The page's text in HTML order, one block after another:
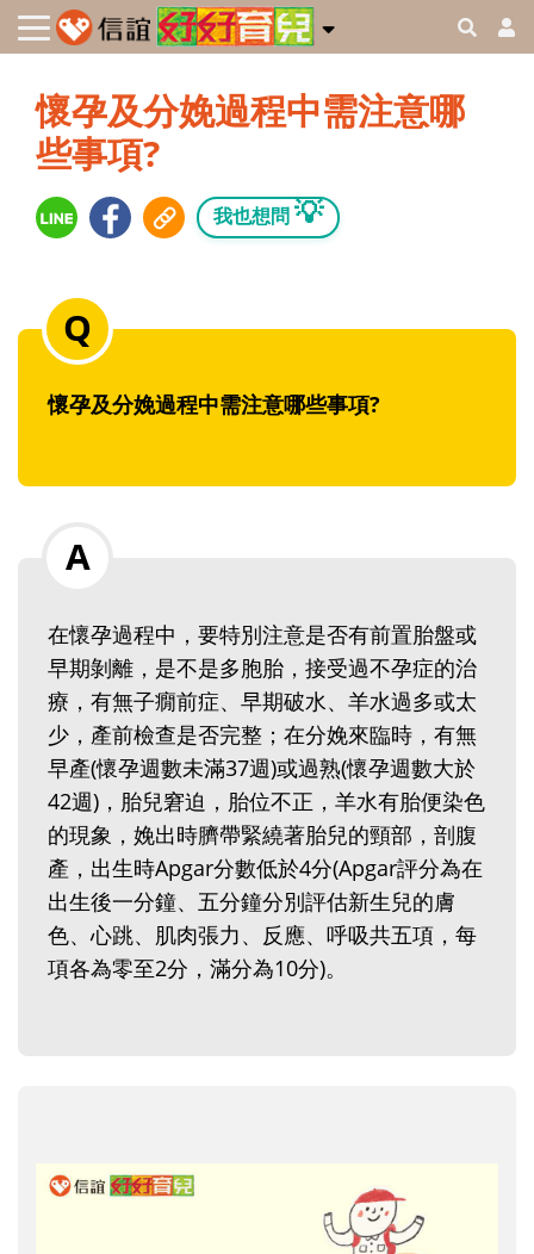
懷孕及分娩過程中需注意哪
些事項?
我也想問 💡
懷孕及分娩過程中需注意哪些事項?
在懷孕過程中，要特別注意是否有前置胎盤或
早期剝離，是不是多胞胎，接受過不孕症的治
療，有無子癇前症、早期破水、羊水過多或太
少，產前檢查是否完整；在分娩來臨時，有無
早產(懷孕週數未滿37週)或過熟(懷孕週數大於
42週)，胎兒窘迫，胎位不正，羊水有胎便染色
的現象，娩出時臍帶緊繞著胎兒的頸部，剖腹
產，出生時Apgar分數低於4分(Apgar評分為在
出生後一分鐘、五分鐘分別評估新生兒的膚
色、心跳、肌肉張力、反應、呼吸共五項，每
項各為零至2分，滿分為10分)。